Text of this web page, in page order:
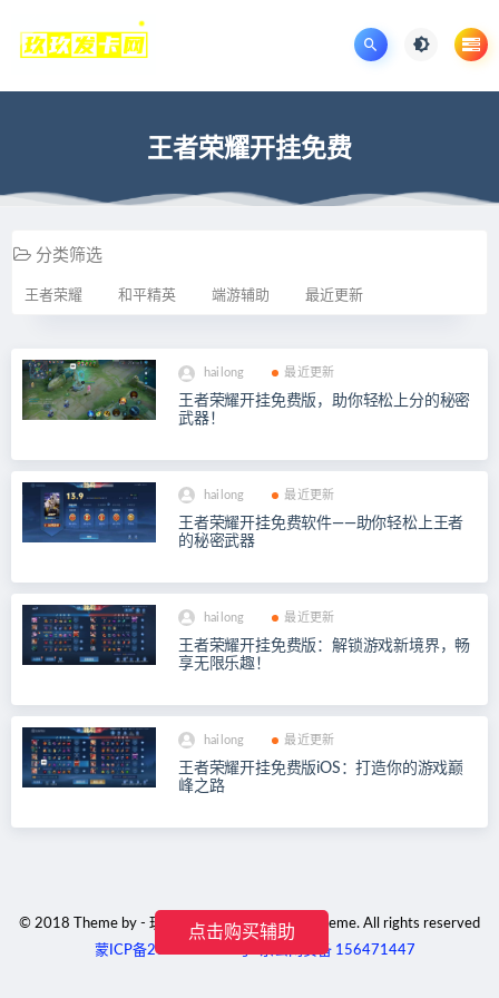
王者荣耀开挂免费
分类筛选
王者荣耀 和平精英 端游辅助 最近更新
hailong 最近更新
王者荣耀开挂免费版，助你轻松上分的秘密
武器！
hailong 最近更新
王者荣耀开挂免费软件——助你轻松上王者
的秘密武器
hailong 最近更新
王者荣耀开挂免费版：解锁游戏新境界，畅
享无限乐趣！
hailong 最近更新
王者荣耀开挂免费版iOS：打造你的游戏巅
峰之路
© 2018 Theme by - 玖玖工作室 & WordPress Theme. All rights reserved
蒙ICP备2023001791号
京公网安备 156471447
点击购买辅助